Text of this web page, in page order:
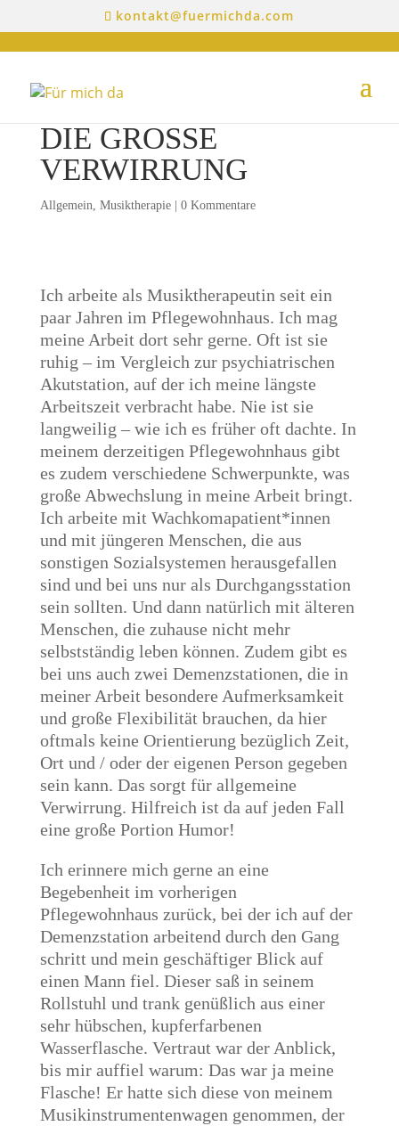
kontakt@fuermichda.com
DIE GROSSE V
ERWIRRUNG
Allgemein, Musiktherapie| 0 Kommentare
Ich arbeite als Musiktherapeutin seit ein
paar Jahren im Pflegewohnhaus. Ich mag
meine Arbeit dort sehr gerne. Oft ist sie
ruhig – im Vergleich zur psychiatrischen
Akutstation, auf der ich meine längste
Arbeitszeit verbracht habe. Nie ist sie
langweilig – wie ich es früher oft dachte. In
meinem derzeitigen Pflegewohnhaus gibt
es zudem verschiedene Schwerpunkte, was
große Abwechslung in meine Arbeit bringt.
Ich arbeite mit Wachkomapatient*innen
und mit jüngeren Menschen, die aus
sonstigen Sozialsystemen herausgefallen
sind und bei uns nur als Durchgangsstation
sein sollten. Und dann natürlich mit älteren
Menschen, die zuhause nicht mehr
selbstständig leben können. Zudem gibt es
bei uns auch zwei Demenzstationen, die in
meiner Arbeit besondere Aufmerksamkeit
und große Flexibilität brauchen, da hier
oftmals keine Orientierung bezüglich Zeit,
Ort und / oder der eigenen Person gegeben
sein kann. Das sorgt für allgemeine
Verwirrung. Hilfreich ist da auf jeden Fall
eine große Portion Humor!
Ich erinnere mich gerne an eine
Begebenheit im vorherigen
Pflegewohnhaus zurück, bei der ich auf der
Demenzstation arbeitend durch den Gang
schritt und mein geschäftiger Blick auf
einen Mann fiel. Dieser saß in seinem
Rollstuhl und trank genüßlich aus einer
sehr hübschen, kupferfarbenen
Wasserflasche. Vertraut war der Anblick,
bis mir auffiel warum: Das war ja meine
Flasche! Er hatte sich diese von meinem
Musikinstrumentenwagen genommen, der